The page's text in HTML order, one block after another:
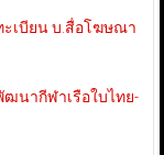
ะเบียน บ.สื่อโฆษณา
ฒนากีฬาเรือใบไทย-